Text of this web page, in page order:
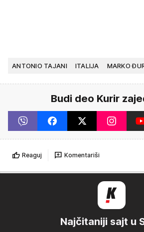
ANTONIO TAJANI ITALIJA MARKO
Budi deo Kurir
Reaguj Komentariši
Najčitaniji sajt u